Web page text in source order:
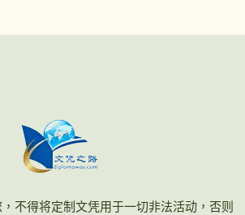
不得将定制文凭用于一切非法活动，否则